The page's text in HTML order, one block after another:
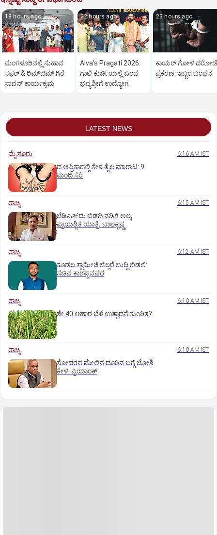
18 hours ago
ಮಂಗಳೂರಿನಲ್ಲಿ ಸುಹಾನ
ಸಫರ್ & ರಿಮ್‌ಜಿಮ್ ಗಿರೆ
ಸಾವನ್ ಕಾರ್ಯಕ್ರಮ
22 hours ago
Alva's Pragati 2026:
ಗಾಲಿ ಕುರ್ಚಿಯಲ್ಲಿ ಬಂದ
ಭವ್ಯಶ್ರೀಗೆ ಉದ್ಯೋಗ
23 hours ago
ಕಾಯರ್ ಗೋಳಿ ದರೋಡೆ
ಪ್ರಕರಣ: ಇಬ್ಬರ ಬಂಧನ
LATEST NEWS
ಮೈಸೂರು 6:16 AM IST
ದ.ಆಫ್ರಿಕಾದಲ್ಲಿ ಕೇಶ ತೈಲ ಮಾರಾಟ: 9
ಮಂದಿ ಸೆರೆ
ರಾಜ್ಯ 6:15 AM IST
ಜೆಡಿಎಸ್‌ದು ಬಿಡದಿ ನಡಿಗೆ ಅಲ್ಲ,
ಪ್ರಾಯಶ್ಚಿತ ಯಾತ್ರೆ: ಬಾಲಕೃಷ್ಣ
ರಾಜ್ಯ 6:12 AM IST
ಕೂಡಲ ಸ್ವಾಮೀಜಿ ಚಿಲ್ಲರೆ ಬುದ್ಧಿ ಬಿಡಲಿ:
ಸಚಿವ ಕಾಶಪ್ಪನವರ
ರಾಜ್ಯ 6:10 AM IST
ಶೇ.40 ಆಹಾರ ಬೆಳೆ ಉತ್ಪಾದನೆ ಕುಂಠಿತ?
ರಾಜ್ಯ 6:10 AM IST
ಸೋದರನ ಮೇಲಿನ ದೂರಿನ ಬಗ್ಗೆ ಜೋಶಿ
ಕೇಳಿ: ಪ್ರಿಯಾಂಕ್‌